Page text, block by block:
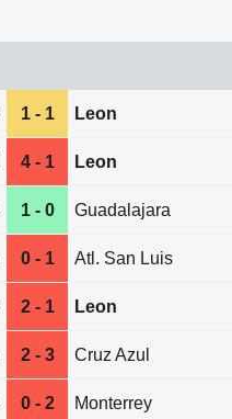
1 - 1 Leon
4 - 1 Leon
1 - 0 Guadalajara
0 - 1 Atl. San Luis
2 - 1 Leon
2 - 3 Cruz Azul
0 - 2 Monterrey